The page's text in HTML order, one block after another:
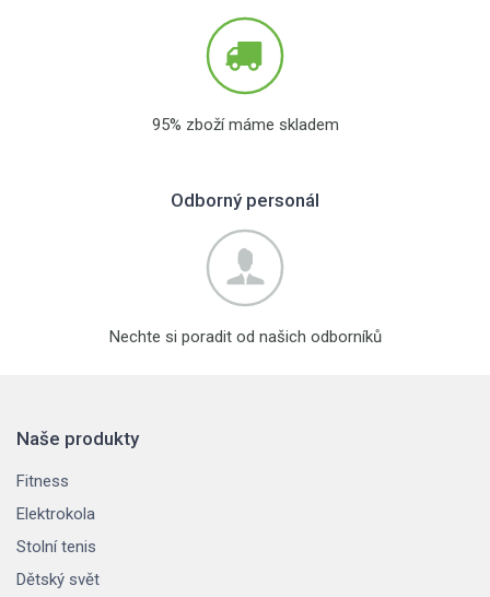
95% zboží máme skladem
Odborný personál
Nechte si poradit od našich odborníků
Naše produkty
Fitness
Elektrokola
Stolní tenis
Dětský svět